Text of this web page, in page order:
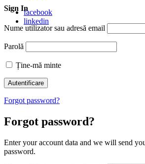
facebook
linkedin
Sign In
Nume utilizator sau adresă email
Parolă
Ține-mă minte
Forgot password?
Forgot password?
Enter your account data and we will send
password.